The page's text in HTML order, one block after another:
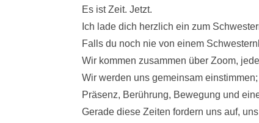
Es ist Zeit. Jetzt.
Ich lade dich herzlich ein zum
Falls du noch nie von einem
Wir kommen zusammen über Zoom,
Wir werden uns gemeinsam
Präsenz, Berührung, Bewegung und
Gerade diese Zeiten fordern uns auf,